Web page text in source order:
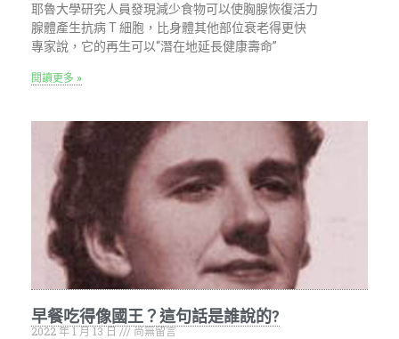
耶魯大學研究人員發現減少食物可以使胸腺恢復活力
腺體產生抗病 T 細胞，比身體其他部位衰老得更快
專家說，它的再生可以“潛在地延長健康壽命”
閱讀更多 »
早餐吃得像國王？這句話是誰說的?
2022 年 1 月 13 日
尚無留言